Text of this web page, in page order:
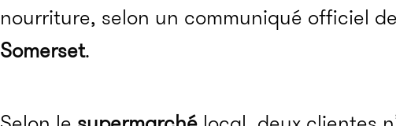
nourriture, selon un communiqué officiel
Somerset.